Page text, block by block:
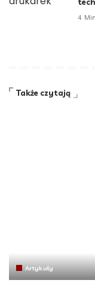
4
Także czytają
Artykuły